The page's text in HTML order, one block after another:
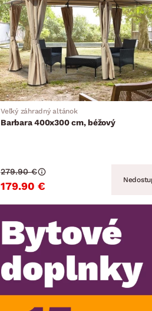
Veľký záhradný altánok
Barbara 400x300 cm, béžový
179.90 €
279.90 €